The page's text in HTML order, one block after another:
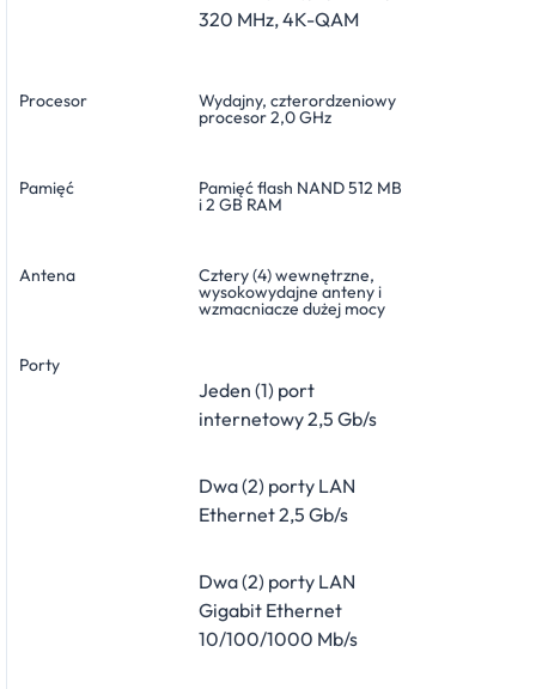
320 MHz, 4K-QAM
Procesor Wydajny, czterordzeniowy
procesor 2,0 GHz
Pamięć Pamięć flash NAND 512 MB
i 2 GB RAM
Antena Cztery (4) wewnętrzne,
wysokowydajne anteny i
wzmacniacze dużej mocy
Porty
Jeden (1) port
internetowy 2,5 Gb/s
Dwa (2) porty LAN
Ethernet 2,5 Gb/s
Dwa (2) porty LAN
Gigabit Ethernet
10/100/1000 Mb/s